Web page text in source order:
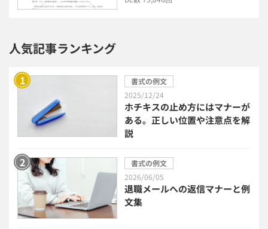
勤怠管理システム
健康管理システム
電子契約システム 会計業務システム
2026年トレンド ビジネススキル
DX・デジタル化 電子帳簿保存法
人気記事ランキング
書式の例文
2025/12/24
ホチキスの止め方にはマナーが
ある。正しい位置や注意点を解
説
書式の例文
2026/06/05
退職メールへの返信マナーと例
文集